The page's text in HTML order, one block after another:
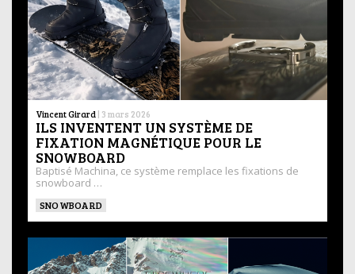
Vincent Girard | 3 mars 2026
ILS INVENTENT UN SYSTÈME DE
FIXATION MAGNÉTIQUE POUR LE
SNOWBOARD
Baptisé Machina, ce système remplace les fixations de
snowboard …
SNOWBOARD